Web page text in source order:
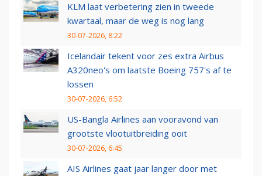
KLM laat verbetering zien in tweede
kwartaal, maar de weg is nog lang
30-07-2026, 8:22
Icelandair tekent voor zes extra Airbus
A320neo's om laatste Boeing 757's af te
lossen
30-07-2026, 6:52
US-Bangla Airlines aan vooravond van
grootste vlootuitbreiding ooit
30-07-2026, 6:45
AIS Airlines gaat jaar langer door met